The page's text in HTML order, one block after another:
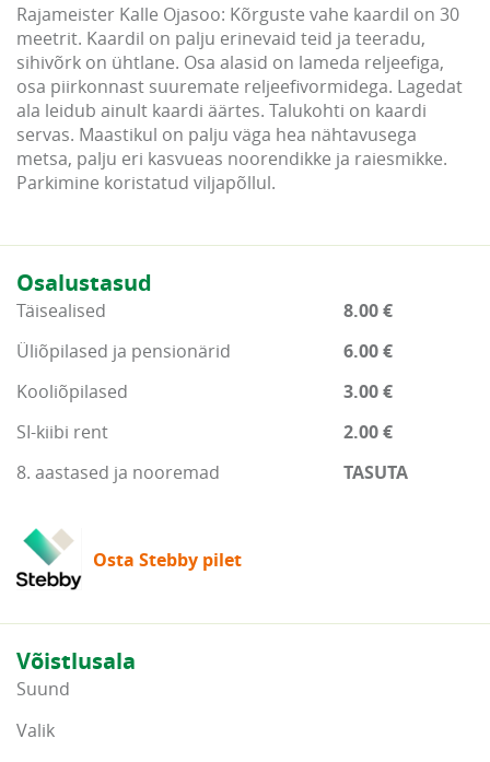
Rajameister Kalle Ojasoo: Kõrguste vahe kaardil on 30
meetrit. Kaardil on palju erinevaid teid ja teeradu,
sihivõrk on ühtlane. Osa alasid on lameda reljeefiga,
osa piirkonnast suuremate reljeefivormidega. Lagedat
ala leidub ainult kaardi äärtes. Talukohti on kaardi
servas. Maastikul on palju väga hea nähtavusega
metsa, palju eri kasvueas noorendikke ja raiesmikke.
Parkimine koristatud viljapõllul.
Osalustasud
Täisealised
8.00 €
Üliõpilased ja pensionärid
6.00 €
Kooliõpilased
3.00 €
SI-kiibi rent
2.00 €
8. aastased ja nooremad
TASUTA
Osta Stebby pilet
Võistlusala
Suund
Valik